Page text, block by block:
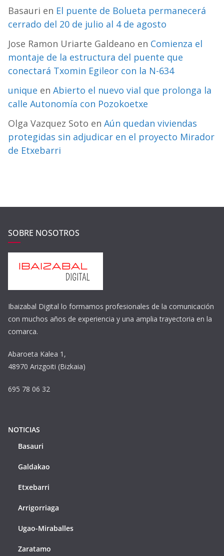
Basauri en El puente de Bolueta permanecerá
cerrado del 20 de julio al 4 de agosto
Jose Ramon Uriarte Galdeano en Comienza el
montaje de la estructura del puente que
conectará Txomin Egileor con la N-634
unique en Abierto el nuevo vial que prolonga la
calle Autonomía con Pozokoetxe
Olga Vazquez Soto en Aún quedan viviendas
protegidas sin adjudicar en el proyecto Mirador
de Etxebarri
SOBRE NOSOTROS
Ibaizabal Digital lo formamos profesionales de la comunicación
con muchos años de experiencia y una amplia trayectoria en la
comarca.
Abaroeta Kalea 1,
48970 Arizgoiti (Bizkaia)
695 78 06 32
NOTICIAS
Basauri
Galdakao
Etxebarri
Arrigorriaga
Ugao-Miraballes
Zaratamo